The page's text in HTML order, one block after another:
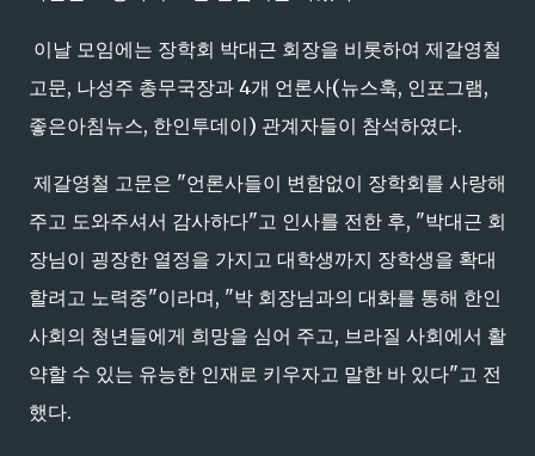
이날 모임에는 장학회 박대근 회장을 비롯하여 제갈영철
고문, 나성주 총무국장과 4개 언론사(뉴스훅, 인포그램,
좋은아침뉴스, 한인투데이) 관계자들이 참석하였다.
제갈영철 고문은 "언론사들이 변함없이 장학회를 사랑해
주고 도와주셔서 감사하다"고 인사를 전한 후, "박대근 회
장님이 굉장한 열정을 가지고 대학생까지 장학생을 확대
할려고 노력중"이라며, "박 회장님과의 대화를 통해 한인
사회의 청년들에게 희망을 심어 주고, 브라질 사회에서 활
약할 수 있는 유능한 인재로 키우자고 말한 바 있다"고 전
했다.